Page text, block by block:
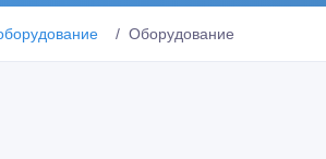
Оборудование